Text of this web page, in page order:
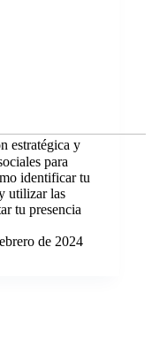
estratégica y
para
identificar tu
utilizar las
tu presencia
de 2024